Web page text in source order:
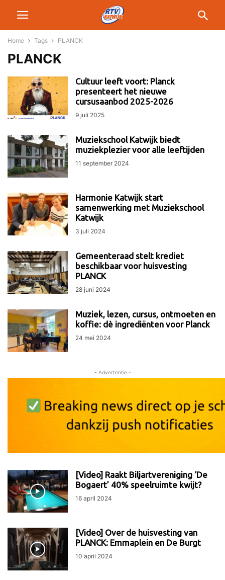
Home Tags PLANCK
PLANCK
Cultuur leeft voort: Planck
presenteert het nieuwe
cursusaanbod 2025-2026
9 juli 2025
Muziekschool Katwijk biedt
muziekplezier voor alle leeftijden
11 september 2024
Harmonie Katwijk start
samenwerking met Muziekschool
Katwijk
3 juli 2024
Gemeenteraad stelt krediet
beschikbaar voor huisvesting
PLANCK
28 juni 2024
Muziek, lezen, cursus, ontmoeten en
koffie: dè ingrediënten voor Planck
24 mei 2024
- Advertentie -
[Video] Raakt Biljartvereniging ‘De
Bogaert’ 40% speelruimte kwijt?
16 april 2024
[Video] Over de huisvesting van
PLANCK: Emmaplein en De Burgt
10 april 2024